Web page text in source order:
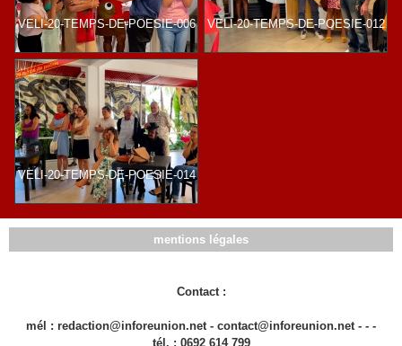
VELI-20-TEMPS-DE-POESIE-006 VELI-20-TEMPS-DE-POESIE-012
VELI-20-TEMPS-DE-POESIE-014
mentions légales
Contact :
mél : redaction@inforeunion.net - contact@inforeunion.net - - -
tél. : 0692 614 799